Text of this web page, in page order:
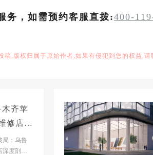
务，如需预约客服直拨:400-
稿,版权归属于原始作者,如果有侵犯到您的权益,
木齐苹
修店大
局：乌鲁
深度剖析